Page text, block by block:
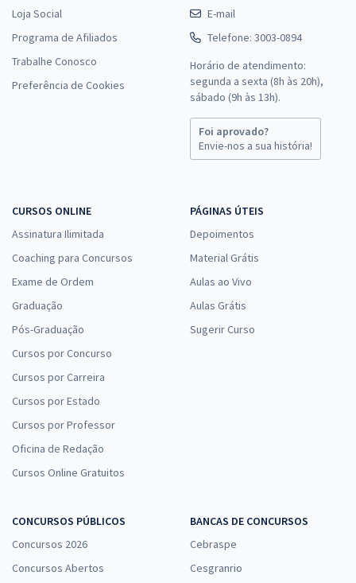
Loja Social
Programa de Afiliados
Trabalhe Conosco
Preferência de Cookies
E-mail
Telefone: 3003-0894
Horário de atendimento:
segunda a sexta (8h às 20h),
sábado (9h às 13h).
Foi aprovado?
Envie-nos a sua história!
CURSOS ONLINE
Assinatura Ilimitada
Coaching para Concursos
Exame de Ordem
Graduação
Pós-Graduação
Cursos por Concurso
Cursos por Carreira
Cursos por Estado
Cursos por Professor
Oficina de Redação
Cursos Online Gratuitos
PÁGINAS ÚTEIS
Depoimentos
Material Grátis
Aulas ao Vivo
Aulas Grátis
Sugerir Curso
CONCURSOS PÚBLICOS
Concursos 2026
Concursos Abertos
BANCAS DE CONCURSOS
Cebraspe
Cesgranrio